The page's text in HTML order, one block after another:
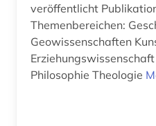
veröffentlicht
Themenbereichen: Geschichte Philologie
Geowissenschaften
Philosophie Theologie